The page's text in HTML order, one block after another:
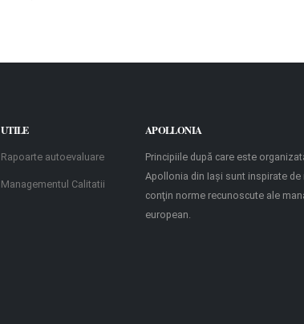
UTILE
Rapoarte autoevaluare
Managementul Calitatii
APOLLONIA
Principiile după care este
Apollonia din Iaşi sunt inspirate
conţin norme recunoscute ale
european.